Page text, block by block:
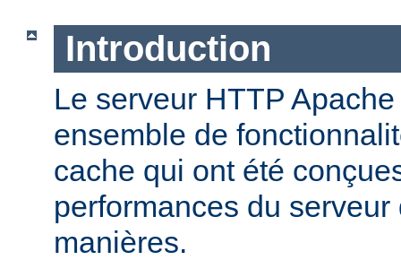
Introduction
Le serveur HTTP
ensemble de
cache qui ont été
performances du serveur
manières.